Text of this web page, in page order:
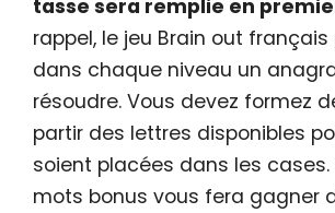
tasse sera remplie en
rappel, le jeu Brain out français
dans chaque niveau un
résoudre. Vous devez formez
partir des lettres disponibles
soient placées dans les cases.
mots bonus vous fera gagner